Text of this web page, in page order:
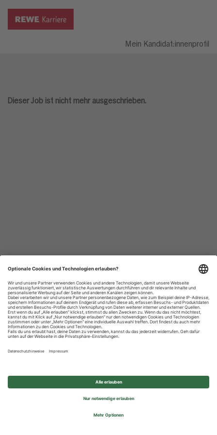
Mein Kandidat:innenprofil
Dieser Job ist nicht mehr ausgeschrieben.
Datenschutzhinweise
Impressum
Privatsphäre-Einstellungen
© 2026 REWE Group - All rights reserved